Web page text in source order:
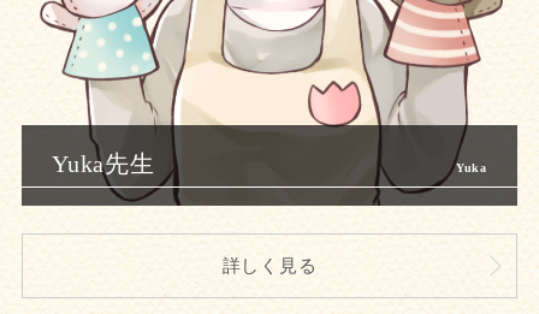
Yuka先生
詳しく見る